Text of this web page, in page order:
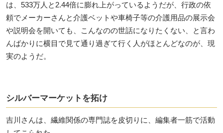
は、533万人と2.44倍に膨れ上がっているようだが、行政の依
頼でメーカーさんと介護ベットや車椅子等の介護用品の展示会
や説明会を開いても、こんなのの世話になりたくない、と言わ
んばかりに横目で見て通り過ぎて行く人がほとんどなのが、現
実のようだ。
シルバーマーケットを拓け
吉川さんは、繊維関係の専門誌を皮切りに、編集者一筋で活動